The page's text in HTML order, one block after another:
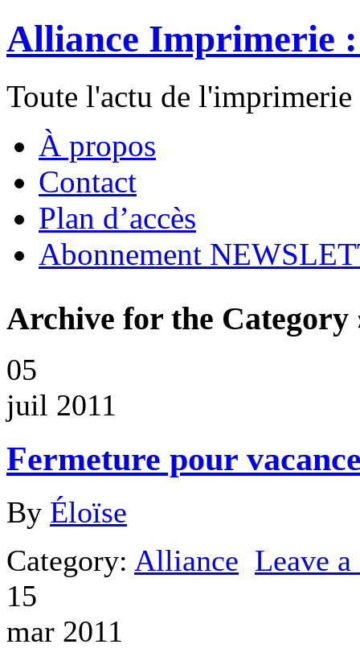
Alliance Imprimerie
Toute l'actu de
À propos
Contact
Plan d’accès
Abonnement
Archive for the Category
05
juil 2011
Fermeture pour
By Éloïse
Category: Alliance Leave
15
mar 2011